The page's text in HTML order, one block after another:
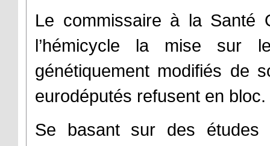
Le commissaire à la Santé
l’hémicycle la mise sur
génétiquement modifiés de
eurodéputés refusent en bloc.
Se basant sur des études